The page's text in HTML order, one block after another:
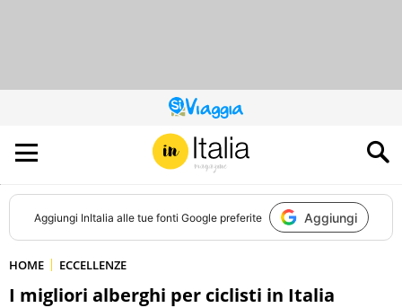
QUESTO
SITO
CONTRIBUISCE
ALL’AUDIENCE
DI
Aggiungi InItalia alle tue fonti Google preferite Aggiungi
HOME ECCELLENZE
I migliori alberghi per ciclisti in Italia